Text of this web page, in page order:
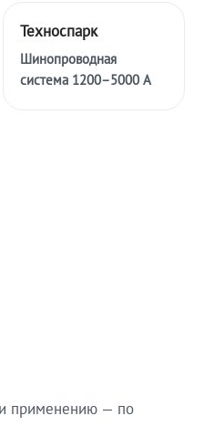
Техноспарк
Шинопроводная
система 1200–5000 А
применению — по